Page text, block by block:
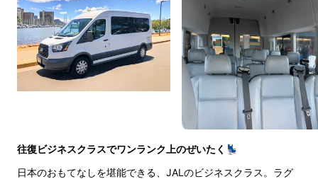
往復ビジネスクラスでワンランク上のぜいたく💺
日本のおもてなしを堪能できる、JALのビジネスクラス。ラグ